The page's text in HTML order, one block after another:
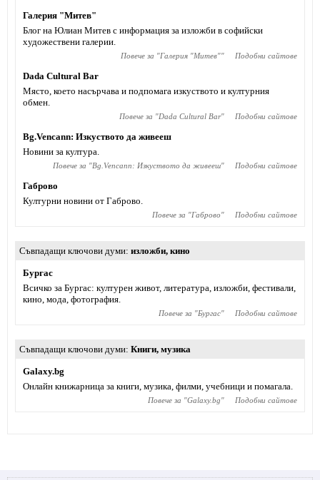
Галерия "Митев"
Блог на Юлиан Митев с информация за изложби в софийски
художествени галерии.
Повече за "Галерия "Митев"" Подобни сайтове
Dada Cultural Bar
Място, което насърчава и подпомага изкуството и културния
обмен.
Повече за "Dada Cultural Bar" Подобни сайтове
Bg.Vencann: Изкуството да живееш
Новини за култура.
Повече за "Bg.Vencann: Изкуството да живееш" Подобни сайтове
Габрово
Културни новини от Габрово.
Повече за "Габрово" Подобни сайтове
Съвпадащи ключови думи изложби, кино
Бургас
Всичко за Бургас: културен живот, литература, изложби, фестивали,
кино, мода, фотография.
Повече за "Бургас" Подобни сайтове
Съвпадащи ключови думи Книги, музика
Galaxy.bg
Онлайн книжарница за книги, музика, филми, учебници и помагала.
Повече за "Galaxy.bg" Подобни сайтове